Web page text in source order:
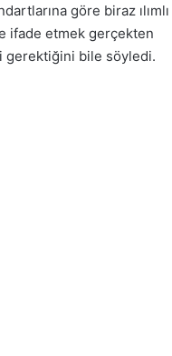
göre biraz ılımlı
ifade etmek gerçekten
gerektiğini bile söyledi.